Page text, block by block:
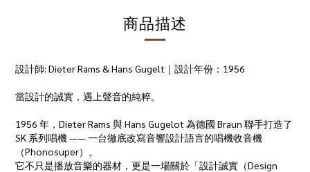
商品描述
設計師: Dieter Rams & Hans Gugelt｜設計年份：1956
當設計的誠實，遇上聲音的純粹。
1956 年，Dieter Rams 與 Hans Gugelot 為德國 Braun 聯手打造了
SK 系列唱機 —— 一台徹底改寫音響設計語言的唱機收音機
（Phonosuper）。
它不只是播放音樂的器材，更是一場關於「設計誠實（Design